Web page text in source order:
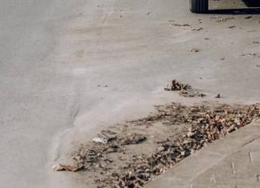
Verkocht
€ 44.900€ 34.440
10606736
incl. BTW
Volvo XC40 Core B3 Mild-hybride